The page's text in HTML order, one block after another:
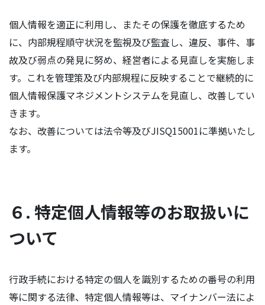
個人情報を適正に利用し、またその保護を徹底するため
に、内部規程順守状況を監視及び監査し、違反、事件、事
故及び弱点の発見に努め、経営者による見直しを実施しま
す。これを管理策及び内部規程に反映することで継続的に
個人情報保護マネジメントシステムを見直し、改善してい
きます。
なお、改善については法令等及びJISQ15001に準拠いたし
ます。
６. 特定個人情報等のお取扱いに
ついて
行政手続における特定の個人を識別するための番号の利用
等に関する法律、特定個人情報等は、マイナンバー法によ